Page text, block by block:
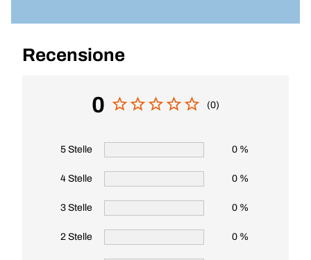
Recensione
0 (0)
5 Stelle 0 %
4 Stelle 0 %
3 Stelle 0 %
2 Stelle 0 %